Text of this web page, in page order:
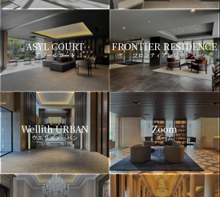
ASYL COURT
アジールコート
FRONTIER RESIDENCE
フロンティアレジデンス
Wellith URBAN
ウエリスアーバン
Zoom
ズーム